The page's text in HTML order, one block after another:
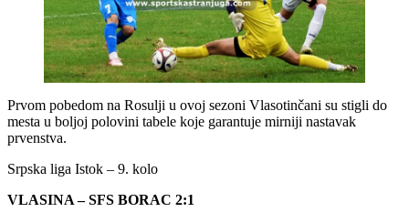
Prvom pobedom na Rosulji u ovoj sezoni Vlasotinčani su stigli do
mesta u boljoj polovini tabele koje garantuje mirniji nastavak
prvenstva.
Srpska liga Istok – 9. kolo
VLASINA – SFS BORAC 2:1